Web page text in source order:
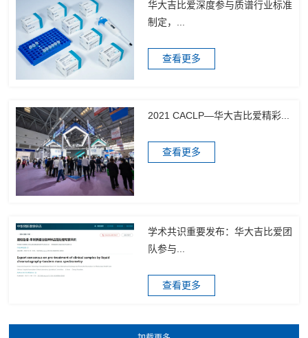
华大吉比爱深度参与质谱行业标准
制定，...
查看更多
2021 CACLP—华大吉比爱精彩...
查看更多
学术共识重要发布：华大吉比爱团
队参与...
查看更多